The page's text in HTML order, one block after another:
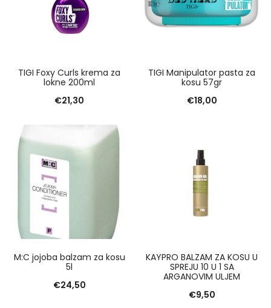
TIGI Foxy Curls krema za
lokne 200ml
€21,30
TIGI Manipulator pasta za
kosu 57gr
€18,00
M:C jojoba balzam za kosu
5l
€24,50
KAYPRO BALZAM ZA KOSU U
SPREJU 10 U 1 SA
ARGANOVIM ULJEM
€9,50